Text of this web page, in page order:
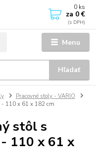
Menu
Hľadať
0 ks
za 0 €
Pracovné stoly - VARIO
- 110 x 61 x 182 cm
stôl s
110 x 61 x